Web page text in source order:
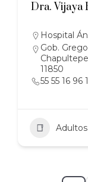
Dra. Vijaya
Hospital
Gob.
11850
55 55 16 96
Adultos